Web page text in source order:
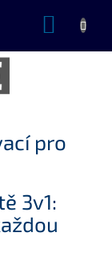
pro
3v1: